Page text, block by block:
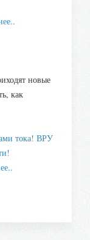
новые
как
тока! ВРУ